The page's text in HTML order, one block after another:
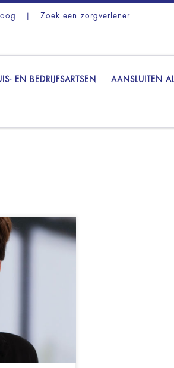
Zoek een zorgverlener
EN BEDRIJFSARTSEN AANSLUITEN
in
coaching
is
practitioner
Wie
ik ben